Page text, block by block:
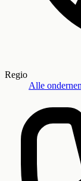
Regio
Alle